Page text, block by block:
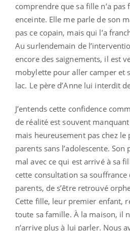
comprendre que sa fille n’a pas
enceinte. Elle me parle de son
pas ce copain, mais qui l’a
Au surlendemain de
encore des saignements, il est
mobylette pour aller camper et
lac. Le père d’Anne lui interdit
J’entends cette confidence
de réalité est souvent manquant
mais heureusement pas chez le
parents sans l’adolescente.
mal avec ce qui est arrivé à sa
cette consultation sa souffrance
parents, de s’être retrouvé
Cette fille, leur premier enfant,
toute sa famille. À la maison, il
n’arrive plus à lui parler. Nous